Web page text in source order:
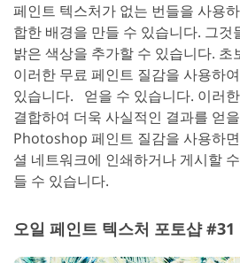
페인트 텍스처가 없는 번들을 사용
합한 배경을 만들 수 있습니다. 그것
밝은 색상을 추가할 수 있습니다. 초
이러한 무료 페인트 질감을 사용하
있습니다. 얻을 수 있습니다. 이러
결합하여 더욱 사실적인 결과를 얻
Photoshop 페인트 질감을 사용하
셜 네트워크에 인쇄하거나 게시할
들 수 있습니다.
오일 페인트 텍스처 포토샵